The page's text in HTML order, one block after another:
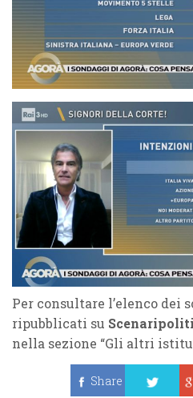
Per consultare l’elenco dei
ripubblicati su
nella sezione “Gli altri
Share